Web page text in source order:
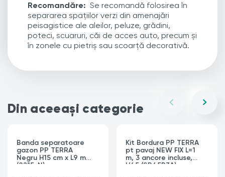
Recomandăre: Se recomandă folosirea în
separarea spațiilor verzi din amenajări
peisagistice ale aleilor, peluze, grădini,
poteci, scuaruri, căi de acces auto, precum și
în zonele cu pietriș sau scoarță decorativă.
Din aceeași categorie
Banda separatoare
gazon PP TERRA
Negru H15 cm x L9 m
(8215-N)
Kit Bordura PP TERRA
pt pavaj NEW FIX L=1
m, 3 ancore incluse,
H45 (SB45B3A)